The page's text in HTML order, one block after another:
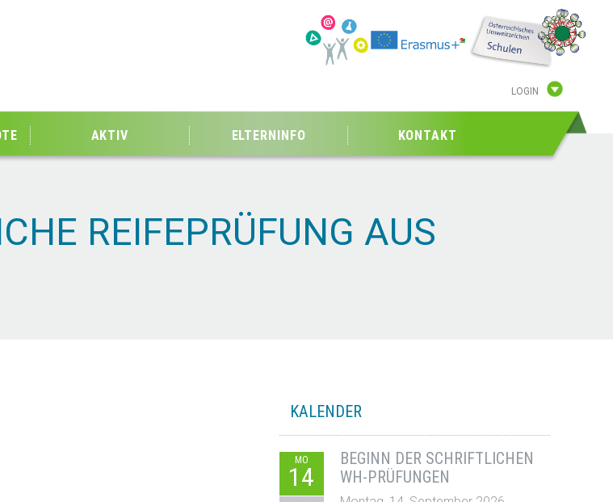
LOGIN
AKTIV ELTERNINFO KONTAKT
REIFEPRÜFUNG AUS
KALENDER
MO
14
BEGINN DER SCHRIFTLICHEN
WH-PRÜFUNGEN